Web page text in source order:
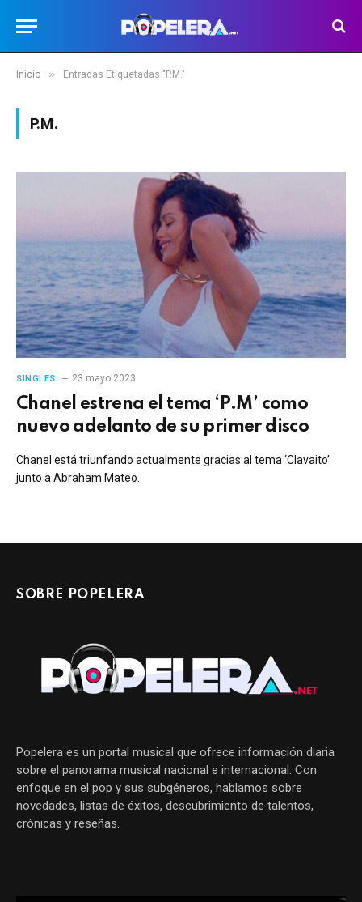
Inicio » Entradas Etiquetadas "P.M."
P.M.
SINGLES 23 mayo 2023
Chanel estrena el tema ‘P.M’ como
nuevo adelanto de su primer disco
Chanel está triunfando actualmente gracias al tema ‘Clavaito’
junto a Abraham Mateo.
SOBRE POPELERA
Popelera es un portal musical que ofrece información diaria
sobre el panorama musical nacional e internacional. Con
enfoque en el pop y sus subgéneros, hablamos sobre
novedades, listas de éxitos, descubrimiento de talentos,
crónicas y reseñas.